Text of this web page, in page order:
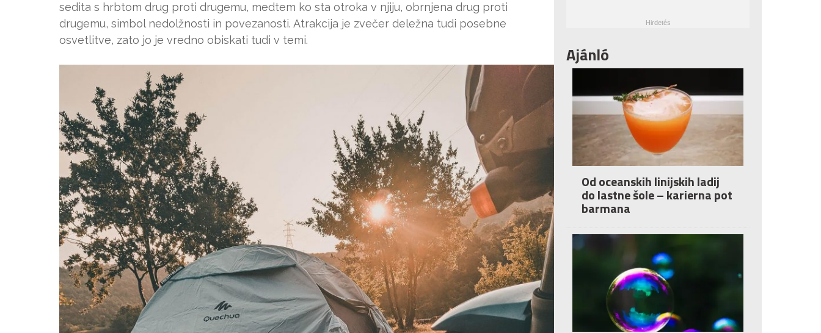
sedita s hrbtom drug proti drugemu, medtem ko sta otroka v njiju, obrnjena drug proti
drugemu, simbol nedolžnosti in povezanosti. Atrakcija je zvečer deležna tudi posebne
osvetlitve, zato jo je vredno obiskati tudi v temi.
Ajánló
Od oceanskih linijskih ladij
do lastne šole – karierna pot
barmana